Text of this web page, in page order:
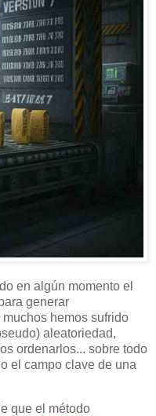
en algún momento el
generar
hemos sufrido
aleatoriedad,
ordenarlos... sobre todo
el campo clave de una
que el método